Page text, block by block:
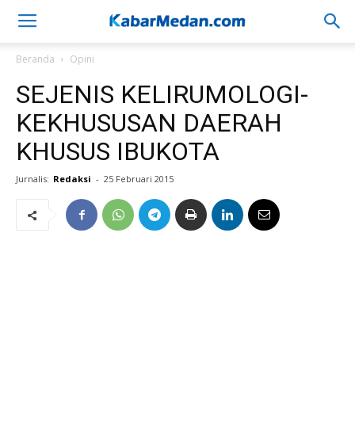
Beranda Opini
SEJENIS KELIRUMOLOGI-
KEKHUSUSAN DAERAH
KHUSUS IBUKOTA
Jurnalis: Redaksi - 25 Februari 2015